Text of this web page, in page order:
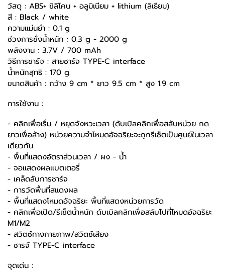
วัสดุ : ABS+ ซิลิโคน + อลูมิเนียม + lithium (ลิเธียม)
สี : Black / white
ความเเม่นยำ : 0.1 g
ช่วงการชั่งน้ำหนัก : 0.3 g - 2000 g
พลังงาน : 3.7V / 700 mAh
วิธีการชาร์จ : สายชาร์จ TYPE-C interface
น้ำหนักสุทธิ : 170 g.
ขนาดสินค้า : กว้าง 9 cm * ยาว 9.5 cm * สูง 1.9 cm
การใช้งาน :
- คลิกเพื่อเรื่ม / หยุดจังหวะเวลา (ดับเบิลคลิกเพื่อสลับหน่วย กด
ยาวเพื่อล้าง) หน่วยความจำโหมดอัจฉริยะจะถูกรีเซ็ตเป็นศูนย์ในเวลา
เดียวกัน
- พื้นที่เเสดงอัตราส่วนเวลา / ผง - น้ำ
- จอเเสดงผลแบตเตอรี่
- เคล็ดลับการชาร์จ
- การวัดพื้นที่สเเดงผล
- พื้นที่เเสดงโหมดอัจฉริยะ พื้นที่เเสดงหน่วยการวัด
- คลิกเพื่อเปิด/รีเซ็ตน้ำหนัก ดับเบิลคลิกเพื่อสลับไปที่โหมดอัจฉริยะ
M1/M2
- สวิตซ์ทางกายภาพ/สวิตซ์เสียง
- ชารจ์ TYPE-C interface
จุดเด่น :